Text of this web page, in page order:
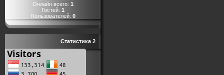
Онлайн всего: 1
Гостей: 1
Пользователей: 0
Статистика 2